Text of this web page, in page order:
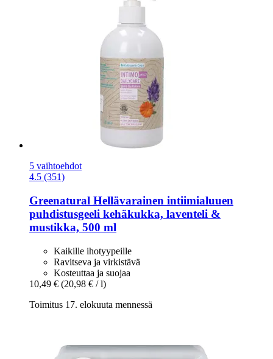
5 vaihtoehdot
4.5 (351)
Greenatural Hellävarainen intiimialuuen
puhdistusgeeli kehäkukka, laventeli &
mustikka, 500 ml
Kaikille ihotyypeille
Ravitseva ja virkistävä
Kosteuttaa ja suojaa
10,49 € (20,98 € / l)
Toimitus 17. elokuuta mennessä